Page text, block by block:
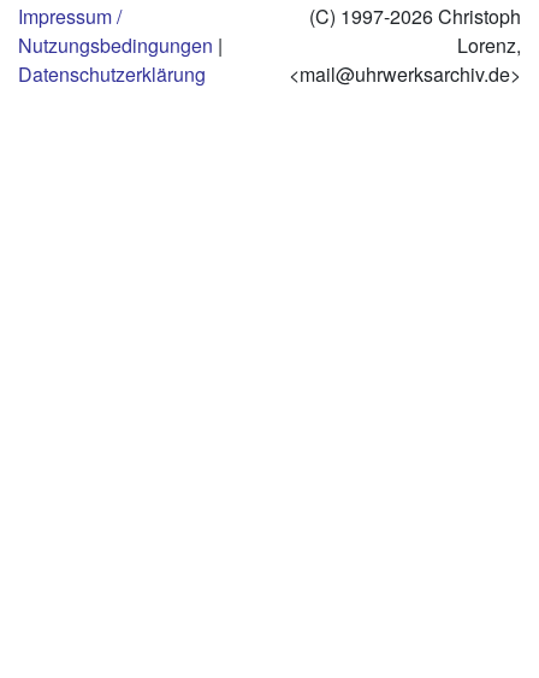
Impressum /
Nutzungsbedingungen |
Datenschutzerklärung
(C) 1997-2026 Christoph
Lorenz,
<mail@uhrwerksarchiv.de>